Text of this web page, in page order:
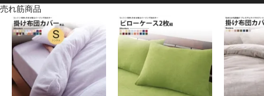
売れ筋商品